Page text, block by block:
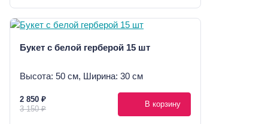
Букет с белой герберой 15 шт
Высота: 50 см, Ширина: 30 см
2 850 ₽
3 150 ₽
В корзину